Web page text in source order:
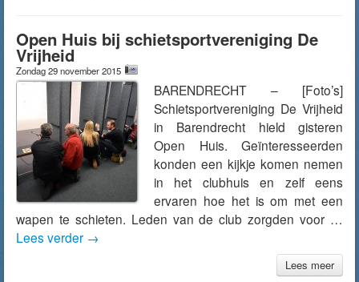
Open Huis bij schietsportvereniging De
Vrijheid
Zondag 29 november 2015
BARENDRECHT – [Foto’s]
Schietsportvereniging De Vrijheid
in Barendrecht hield gisteren
Open Huis. Geïnteresseerden
konden een kijkje komen nemen
in het clubhuis en zelf eens
ervaren hoe het is om met een
wapen te schieten. Leden van de club zorgden voor …
Lees verder →
Lees meer